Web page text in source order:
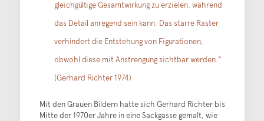
gleichgültige Gesamtwirkung zu erzielen, während
das Detail anregend sein kann. Das starre Raster
verhindert die Entstehung von Figurationen,
obwohl diese mit Anstrengung sichtbar werden.“
(Gerhard Richter 1974)
Mit den Grauen Bildern hatte sich Gerhard Richter bis
Mitte der 1970er Jahre in eine Sackgasse gemalt, wie